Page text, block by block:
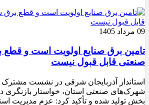
09 مرداد 1405
تامین برق صنایع اولویت است و
صنعتی قابل قبول نیست
استاندار آذربایجان شرقی در نشست
شهرک‌های صنعتی استان، خواستار بازنگری در
بخش تولید شده و تأکید کرد: عزم مدیریت